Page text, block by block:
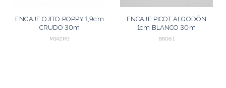
ENCAJE OJITO POPPY 1,9cm
CRUDO 30m
M142P.0
ENCAJE PICOT ALGODÓN
1cm BLANCO 30m
B806.1